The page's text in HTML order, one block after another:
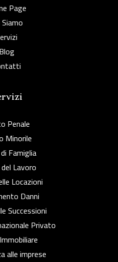
Page
Siamo
Blog
Penale
Minorile
Famiglia
Lavoro
Locazioni
Danni
Successioni
Privato
alle imprese